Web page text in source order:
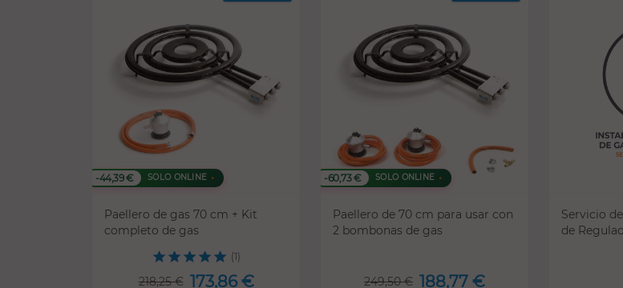
-44,39 € SOLO ONLINE
Paellero de gas 70 cm + Kit
completo de gas
(1)
218,25 € 173,86 €
-60,73 € SOLO ONLINE
Paellero de 70 cm para usar con
2 bombonas de gas
249,50 € 188,77 €
Servicio
de